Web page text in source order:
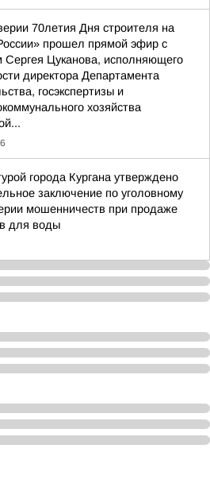
70летия Дня строителя на
прошел прямой эфир с
Сергея Цуканова, исполняющего
директора Департамента
госэкспертизы и
хозяйства
города Кургана утверждено
заключение по уголовному
мошенничеств при продаже
для воды